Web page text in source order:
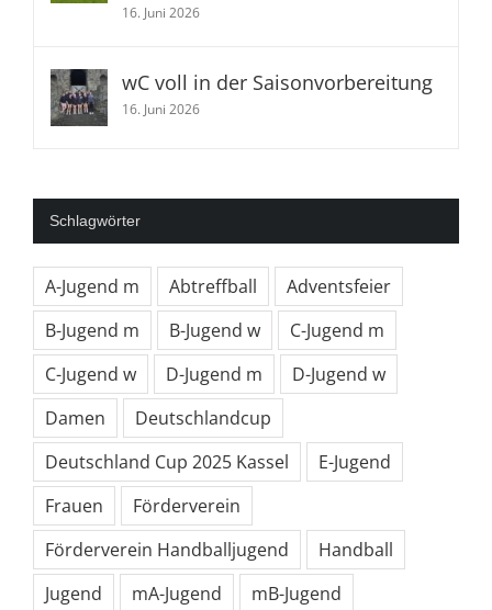
16. Juni 2026
wC voll in der Saisonvorbereitung
16. Juni 2026
Schlagwörter
A-Jugend m Abtreffball
Adventsfeier
B-Jugend m
B-Jugend w
C-Jugend m
C-Jugend w
D-Jugend m
D-Jugend w
Damen
Deutschlandcup
Deutschland Cup 2025 Kassel
E-Jugend
Frauen
Förderverein
Förderverein Handballjugend
Handball
Jugend
mA-Jugend mB-Jugend